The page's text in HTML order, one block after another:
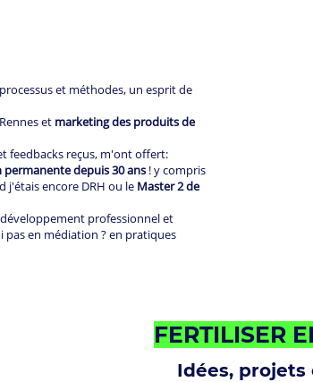
et méthodes, un esprit de
Rennes et marketing des produits de
feedbacks reçus, m'ont offert:
depuis 30 ans ! y compris
j'étais encore DRH ou le Master 2 de
professionnel et
en médiation ? en pratiques
FERTILISER
Idées,